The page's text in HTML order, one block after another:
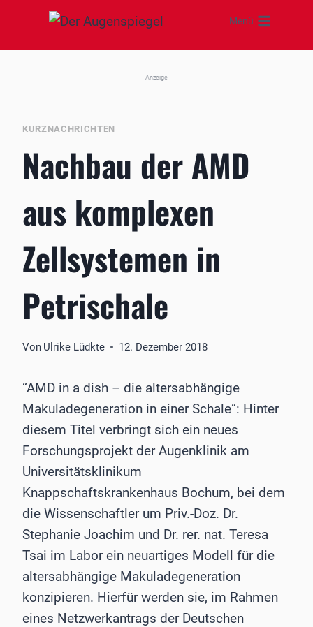
springen
Menü
Anzeige
KURZNACHRICHTEN
Nachbau der AMD
aus komplexen
Zellsystemen in
Petrischale
Von Ulrike Lüdkte 12. Dezember 2018
“AMD in a dish – die altersabhängige
Makuladegeneration in einer Schale”: Hinter
diesem Titel verbringt sich ein neues
Forschungsprojekt der Augenklinik am
Universitätsklinikum
Knappschaftskrankenhaus Bochum, bei dem
die Wissenschaftler um Priv.-Doz. Dr.
Stephanie Joachim und Dr. rer. nat. Teresa
Tsai im Labor ein neuartiges Modell für die
altersabhängige Makuladegeneration
konzipieren. Hierfür werden sie, im Rahmen
eines Netzwerkantrags der Deutschen